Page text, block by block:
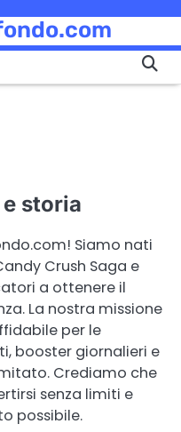
storia
Siamo nati
Crush Saga e
a ottenere il
La nostra missione
per le
booster giornalieri e
Crediamo che
senza limiti e
possibile.